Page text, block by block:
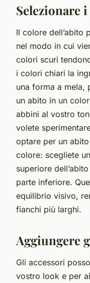
Selezionare
Il colore dell’abito
nel modo in cui
colori scuri
i colori chiari la
una forma a mela,
un abito in un
abbini al vostro
volete
optare per un
colore: scegliete
superiore
parte inferiore.
equilibrio visivo,
fianchi più larghi.
Aggiungere
Gli accessori
vostro look e per